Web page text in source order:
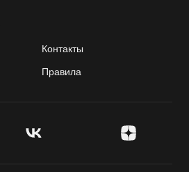
Контакты
Правила